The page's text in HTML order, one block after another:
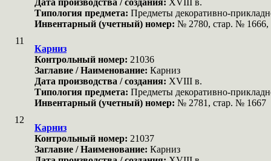
Дата производства / создания: XVIII в.
Типология предмета: Предметы декоративно-
Инвентарный (учетный) номер: № 2780, стар. №
11
Карниз
Контрольный номер: 21036
Заглавие / Наименование: Карниз
Дата производства / создания: XVIII в.
Типология предмета: Предметы декоративно-
Инвентарный (учетный) номер: № 2781, стар. № 1667
12
Карниз
Контрольный номер: 21037
Заглавие / Наименование: Карниз